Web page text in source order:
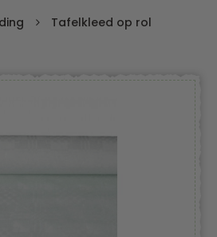
Tafelkleed op rol